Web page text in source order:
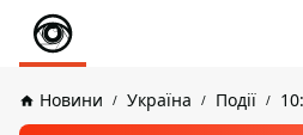
Новини Україна Події